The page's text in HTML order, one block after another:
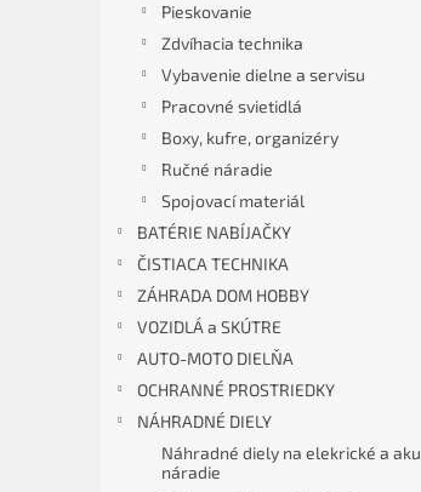
Pieskovanie
Zdvíhacia technika
Vybavenie dielne a servisu
Pracovné svietidlá
Boxy, kufre, organizéry
Ručné náradie
Spojovací materiál
BATÉRIE NABÍJAČKY
ČISTIACA TECHNIKA
ZÁHRADA DOM HOBBY
VOZIDLÁ a SKÚTRE
AUTO-MOTO DIELŇA
OCHRANNÉ PROSTRIEDKY
NÁHRADNÉ DIELY
Náhradné diely na elekrické a aku
náradie